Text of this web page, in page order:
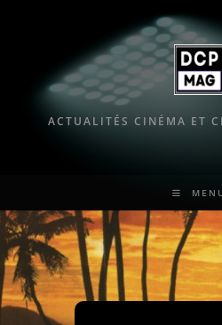
ACTUALITÉS CINÉMA ET